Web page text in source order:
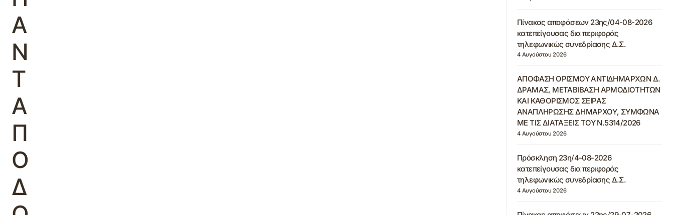
Α
Ν
Τ
Α
Π
Ο
Δ
Πίνακας αποφάσεων 23ης/04-08-2026
κατεπείγουσας δια περιφοράς
τηλεφωνικώς συνεδρίασης Δ.Σ.
4 Αυγούστου 2026
ΑΠΟΦΑΣΗ ΟΡΙΣΜΟΥ ΑΝΤΙΔΗΜΑΡΧΩΝ Δ.
ΔΡΑΜΑΣ, ΜΕΤΑΒΙΒΑΣΗ ΑΡΜΟΔΙΟΤΗΤΩΝ
ΚΑΙ ΚΑΘΟΡΙΣΜΟΣ ΣΕΙΡΑΣ
ΑΝΑΠΛΗΡΩΣΗΣ ΔΗΜΑΡΧΟΥ, ΣΥΜΦΩΝΑ
ΜΕ ΤΙΣ ΔΙΑΤΑΞΕΙΣ ΤΟΥ Ν.5314/2026
4 Αυγούστου 2026
Πρόσκληση 23η/4-08-2026
κατεπείγουσας δια περιφοράς
τηλεφωνικώς συνεδρίασης Δ.Σ.
4 Αυγούστου 2026